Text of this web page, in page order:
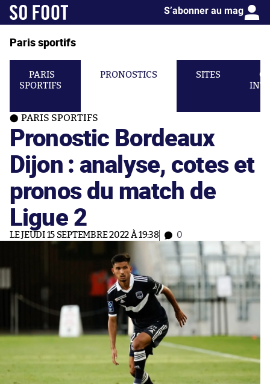
S’abonner au mag
Paris sportifs
PARIS
SPORTIFS
PRONOSTICS SITES
PARIS SPORTIFS
Pronostic Bordeaux
Dijon : analyse, cotes et
pronos du match de
Ligue 2
LE JEUDI 15 SEPTEMBRE 2022 À 19:38 0